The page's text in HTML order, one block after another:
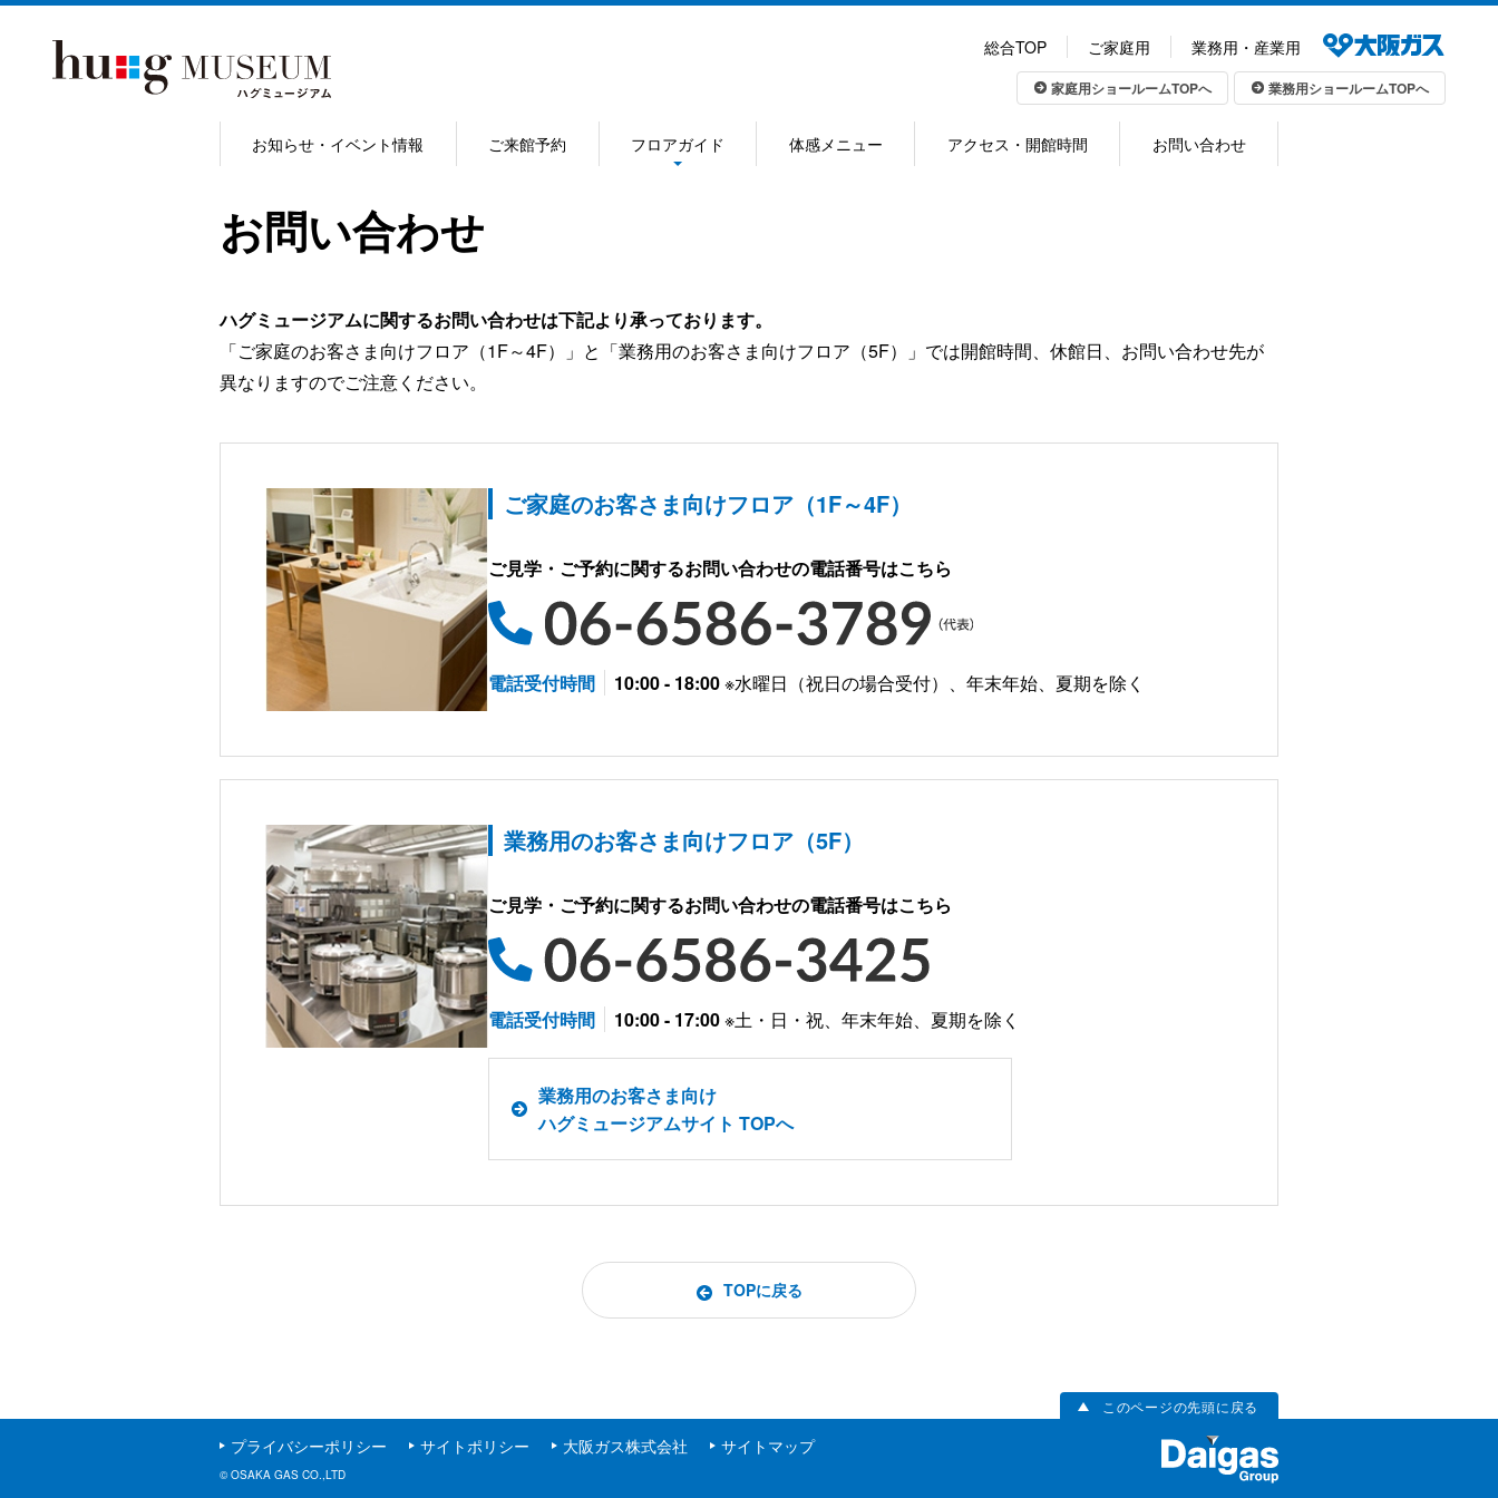
総合TOP ご家庭用 業務用・産業用
家庭用ショールームTOPへ 業務用ショールームTOPへ
お知らせ・イベント情報 ご来館予約 フロアガイド 体感メニュー アクセス・開館時間 お問い合わせ
お問い合わせ
ハグミュージアムに関するお問い合わせは下記より承っております。
「ご家庭のお客さま向けフロア（1F～4F）」と「業務用のお客さま向けフロア（5F）」では開館時間、休館日、お問い合わせ先が
異なりますのでご注意ください。
ご家庭のお客さま向けフロア（1F～4F）
ご見学・ご予約に関するお問い合わせの電話番号はこちら
電話受付時間 10:00 - 18:00※水曜日（祝日の場合受付）、年末年始、夏期を除く
業務用のお客さま向けフロア（5F）
ご見学・ご予約に関するお問い合わせの電話番号はこちら
電話受付時間 10:00 - 17:00※土・日・祝、年末年始、夏期を除く
業務用のお客さま向け
ハグミュージアムサイト TOPへ
TOPに戻る
このページの先頭に戻る
プライバシーポリシー サイトポリシー 大阪ガス株式会社 サイトマップ
© OSAKA GAS CO.,LTD